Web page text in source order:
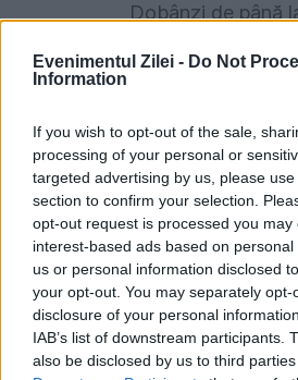
Evenimentul Zilei - Do Not
Information
If you wish to opt-out of the sale,
processing of your personal or
targeted advertising by us, please
section to confirm your selection.
opt-out request is processed you may
interest-based ads based on
us or personal information disclosed
your opt-out. You may separately
disclosure of your personal
IAB’s list of downstream participants.
also be disclosed by us to third
Dobânzi de până
POLITICA
PSD cere activarea
de urgență pentru